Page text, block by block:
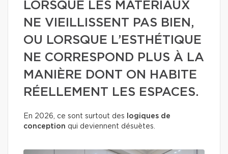
LORSQUE LES MATÉRIAUX
NE VIEILLISSENT PAS BIEN,
OU LORSQUE L’ESTHÉTIQUE
NE CORRESPOND PLUS À LA
MANIÈRE DONT ON HABITE
RÉELLEMENT LES ESPACES.
En 2026, ce sont surtout des
logiques de
conception qui deviennent désuètes.